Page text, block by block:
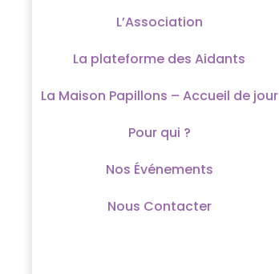
L’Association
La plateforme des Aidants
La Maison Papillons – Accueil de jour
Pour qui ?
Nos Événements
Nous Contacter